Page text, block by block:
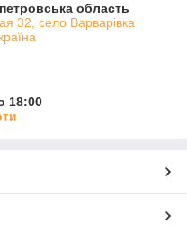
область
32, село Варварівка
18:00